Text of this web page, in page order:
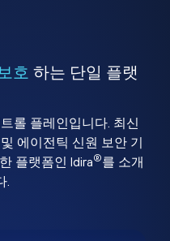
호 하는 단일 플랫
롤 플레인입니다. 최신
에이전틱 신원 보안 기
플랫폼인 Idira®를 소개
.